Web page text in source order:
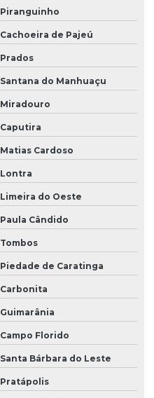
Piranguinho
Cachoeira de Pajeú
Prados
Santana do Manhuaçu
Miradouro
Caputira
Matias Cardoso
Lontra
Limeira do Oeste
Paula Cândido
Tombos
Piedade de Caratinga
Carbonita
Guimarânia
Campo Florido
Santa Bárbara do Leste
Pratápolis